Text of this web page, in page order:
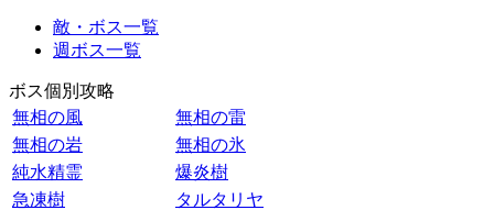
敵・ボス一覧
週ボス一覧
ボス個別攻略
無相の風
無相の雷
無相の岩
無相の氷
純水精霊
爆炎樹
急凍樹
タルタリヤ